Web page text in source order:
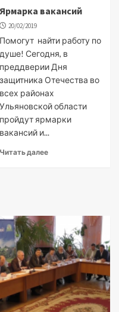
Ярмарка вакансий
20/02/2019
Помогут найти работу по
душе! Сегодня, в
преддверии Дня
защитника Отечества во
всех районах
Ульяновской области
пройдут ярмарки
вакансий и...
Читать далее